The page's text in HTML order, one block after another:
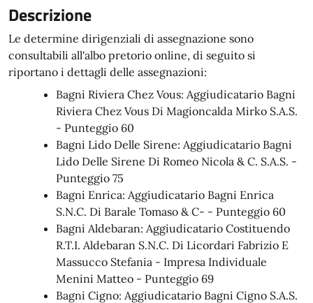
Articolo completo
Descrizione
Le determine dirigenziali di assegnazione sono
consultabili all'albo pretorio online, di seguito si
riportano i dettagli delle assegnazioni:
Bagni Riviera Chez Vous: Aggiudicatario Bagni
Riviera Chez Vous Di Magioncalda Mirko S.A.S.
- Punteggio 60
Bagni Lido Delle Sirene: Aggiudicatario Bagni
Lido Delle Sirene Di Romeo Nicola & C. S.A.S. -
Punteggio 75
Bagni Enrica: Aggiudicatario Bagni Enrica
S.N.C. Di Barale Tomaso & C- - Punteggio 60
Bagni Aldebaran: Aggiudicatario Costituendo
R.T.I. Aldebaran S.N.C. Di Licordari Fabrizio E
Massucco Stefania - Impresa Individuale
Menini Matteo - Punteggio 69
Bagni Cigno: Aggiudicatario Bagni Cigno S.A.S.